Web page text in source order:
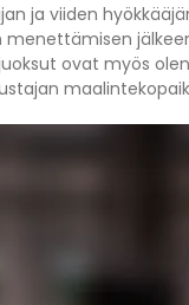
ja viiden
ovat myös